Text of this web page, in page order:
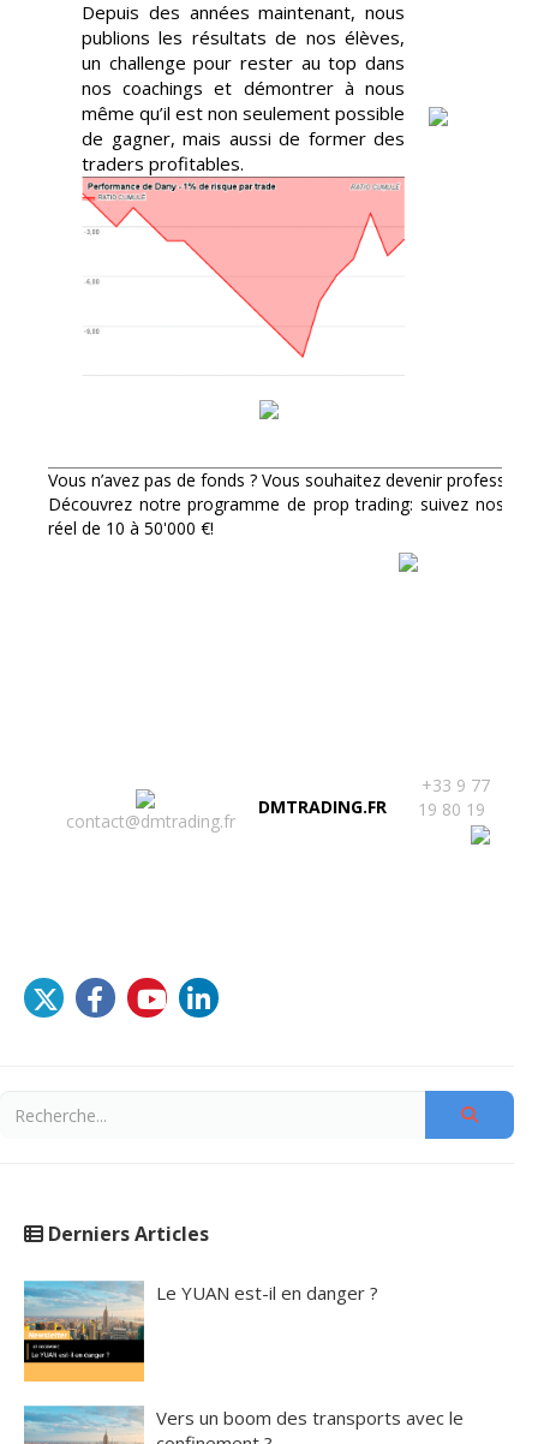
Depuis des années maintenant, nous
publions les résultats de nos élèves,
un challenge pour rester au top dans
nos coachings et démontrer à nous
même qu’il est non seulement possible
de gagner, mais aussi de former des
traders profitables.
Vous n’avez pas de fonds ? Vous souhaitez devenir
Découvrez notre programme de prop trading: suivez nos
réel de 10 à 50'000 €!
contact@dmtrading.fr
DMTRADING.FR
+33 9 77
19 80 19
Derniers Articles
Le YUAN est-il en danger ?
Vers un boom des transports avec le